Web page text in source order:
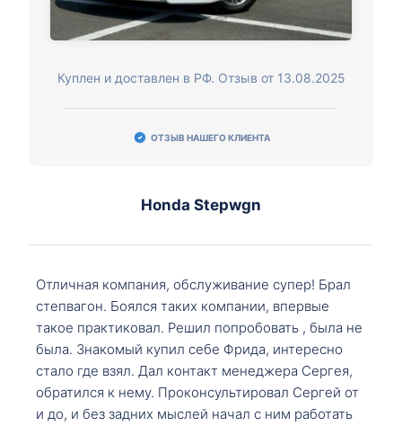
Куплен и доставлен в РФ. Отзыв от 13.08.2025
ОТЗЫВ НАШЕГО КЛИЕНТА
Honda Stepwgn
Отличная компания, обслуживание супер! Брал
степвагон. Боялся таких компании, впервые
такое практиковал. Решил попробовать , была не
была. Знакомый купил себе Фрида, интересно
стало где взял. Дал контакт менеджера Сергея,
обратился к нему. Проконсультировал Сергей от
и до, и без задних мыслей начал с ним работать